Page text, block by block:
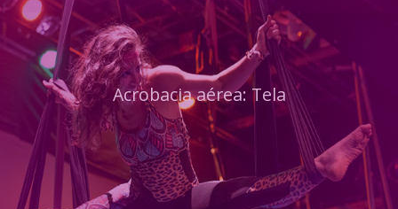
Acrobacia aérea: Tela